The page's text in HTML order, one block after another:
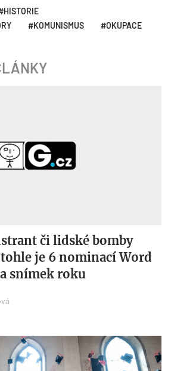
HISTORIE
KOMUNISMUS OKUPACE
či lidské bomby
je 6 nominací Word
snímek roku